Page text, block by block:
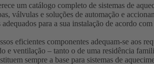
um catálogo completo de sistemas de
válvulas e soluções de automação e
para a sua instalação de acordo com
eficientes componentes adequam-se aos
e ventilação – tanto o de uma residência
sempre a base para sistemas de